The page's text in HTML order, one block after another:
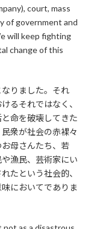
court, mass
of government and
will keep fighting
change of this
りました。それ
るそれではなく、
命を破壊してきた
衆が社会の赤裸々
母さんたち、若
漁民、芸術家にい
たという社会的、
においてでありま